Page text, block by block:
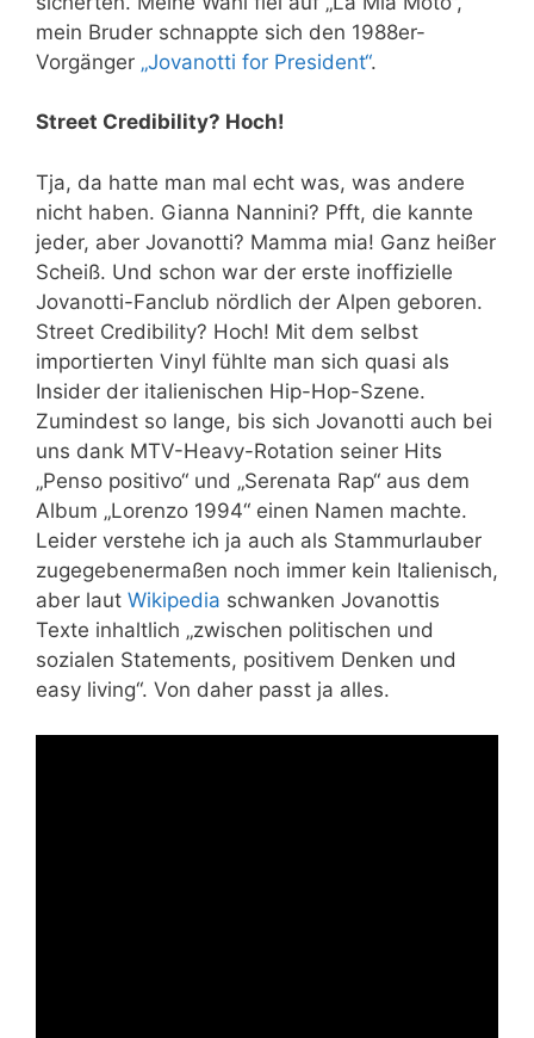
mein Bruder schnappte sich den 1988er-
Vorgänger „Jovanotti for President“.
Street Credibility? Hoch!
Tja, da hatte man mal echt was, was andere
nicht haben. Gianna Nannini? Pfft, die kannte
jeder, aber Jovanotti? Mamma mia! Ganz heißer
Scheiß. Und schon war der erste inoffizielle
Jovanotti-Fanclub nördlich der Alpen geboren.
Street Credibility? Hoch! Mit dem selbst
importierten Vinyl fühlte man sich quasi als
Insider der italienischen Hip-Hop-Szene.
Zumindest so lange, bis sich Jovanotti auch bei
uns dank MTV-Heavy-Rotation seiner Hits
„Penso positivo“ und „Serenata Rap“ aus dem
Album „Lorenzo 1994“ einen Namen machte.
Leider verstehe ich ja auch als Stammurlauber
zugegebenermaßen noch immer kein Italienisch,
aber laut Wikipedia schwanken Jovanottis
Texte inhaltlich „zwischen politischen und
sozialen Statements, positivem Denken und
easy living“. Von daher passt ja alles.